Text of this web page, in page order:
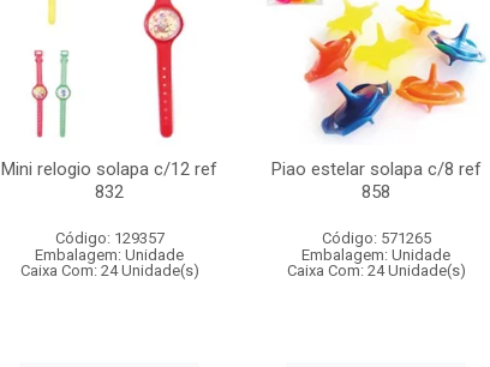
Mini relogio solapa c/12 ref
832
Código: 129357
Embalagem: Unidade
Caixa Com: 24 Unidade(s)
Piao estelar solapa c/8 ref
858
Código: 571265
Embalagem: Unidade
Caixa Com: 24 Unidade(s)